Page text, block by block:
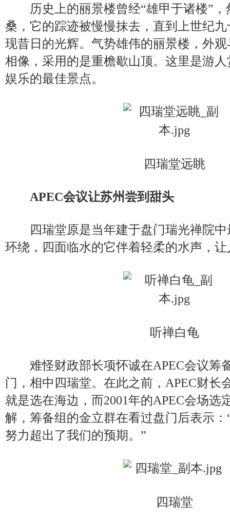
历史上的丽景楼曾经“雄甲于诸楼”，
桑，它的踪迹被慢慢抹去，直到上世纪
现昔日的光辉。气势雄伟的丽景楼，外
相像，采用的是重檐歇山顶。这里是游
娱乐的最佳景点。
四瑞堂远眺
APEC会议让苏州尝到甜头
四瑞堂原是当年建于盘门瑞光禅院中
环绕，四面临水的它伴着轻柔的水声，
听禅白龟
难怪财政部长项怀诚在APEC会议筹
门，相中四瑞堂。在此之前，APEC财长
就是选在海边，而2001年的APEC会场选
解，筹备组的金立群在看过盘门后表示：
努力超出了我们的预期。”
四瑞堂